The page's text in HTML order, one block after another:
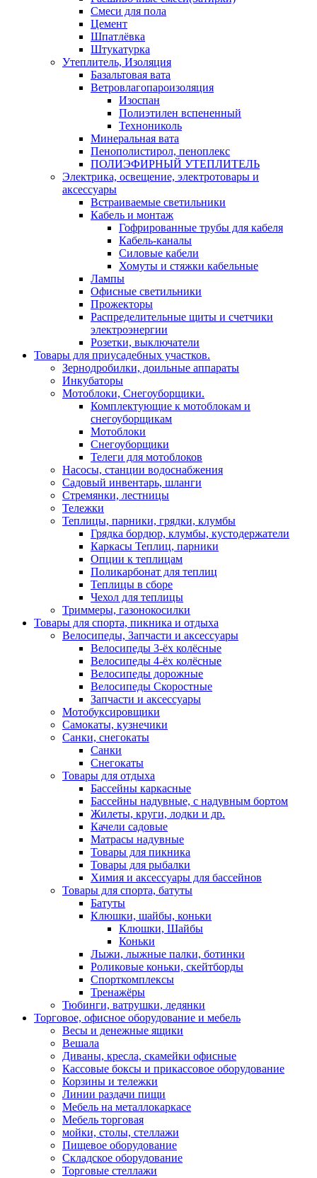
Смеси для пола
Цемент
Шпатлёвка
Штукатурка
Утеплитель, Изоляция
Базальтовая вата
Ветровлагопароизоляция
Изоспан
Полиэтилен вспененный
Технониколь
Минеральная вата
Пенополистирол, пеноплекс
ПОЛИЭФИРНЫЙ УТЕПЛИТЕЛЬ
Электрика, освещение, электротовары и
аксессуары
Встраиваемые светильники
Кабель и монтаж
Гофрированные трубы для кабеля
Кабель-каналы
Силовые кабели
Хомуты и стяжки кабельные
Лампы
Офисные светильники
Прожекторы
Распределительные щиты и счетчики
электроэнергии
Розетки, выключатели
Товары для приусадебных участков.
Зернодробилки, доильные аппараты
Инкубаторы
Мотоблоки, Снегоуборщики.
Комплектующие к мотоблокам и
снегоуборщикам
Мотоблоки
Снегоуборщики
Телеги для мотоблоков
Насосы, станции водоснабжения
Садовый инвентарь, шланги
Стремянки, лестницы
Тележки
Теплицы, парники, грядки, клумбы
Грядка бордюр, клумбы, кустодержатели
Каркасы Теплиц, парники
Опции к теплицам
Поликарбонат для теплиц
Теплицы в сборе
Чехол для теплицы
Триммеры, газонокосилки
Товары для спорта, пикника и отдыха
Велосипеды, Запчасти и аксессуары
Велосипеды 3-ёх колёсные
Велосипеды 4-ёх колёсные
Велосипеды дорожные
Велосипеды Скоростные
Запчасти и аксессуары
Мотобуксировщики
Самокаты, кузнечики
Санки, снегокаты
Санки
Снегокаты
Товары для отдыха
Бассейны каркасные
Бассейны надувные, с надувным бортом
Жилеты, круги, лодки и др.
Качели садовые
Матрасы надувные
Товары для пикника
Товары для рыбалки
Химия и аксессуары для бассейнов
Товары для спорта, батуты
Батуты
Клюшки, шайбы, коньки
Клюшки, Шайбы
Коньки
Лыжи, лыжные палки, ботинки
Роликовые коньки, скейтборды
Спорткомплексы
Тренажёры
Тюбинги, ватрушки, ледянки
Торговое, офисное оборудование и мебель
Весы и денежные ящики
Вешала
Диваны, кресла, скамейки офисные
Кассовые боксы и прикассовое оборудование
Корзины и тележки
Линии раздачи пищи
Мебель на металлокаркасе
Мебель торговая
мойки, столы, стеллажи
Пищевое оборудование
Складское оборудование
Торговые стеллажи